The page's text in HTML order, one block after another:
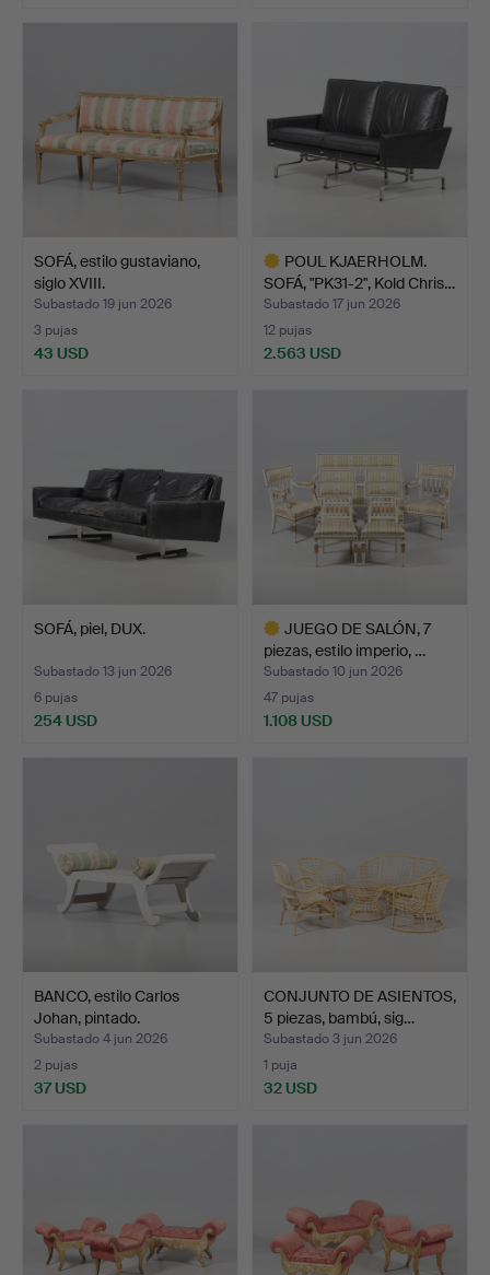
SOFÁ, estilo gustaviano,
siglo XVIII.
Subastado 19 jun 2026
3 pujas
43 USD
POUL KJAERHOLM.
SOFÁ, "PK31-2", Kold Chris…
Subastado 17 jun 2026
12 pujas
2.563 USD
SOFÁ, piel, DUX.
Subastado 13 jun 2026
6 pujas
254 USD
JUEGO DE SALÓN, 7
piezas, estilo imperio, …
Subastado 10 jun 2026
47 pujas
1.108 USD
BANCO, estilo Carlos
Johan, pintado.
Subastado 4 jun 2026
2 pujas
37 USD
CONJUNTO DE ASIENTOS,
5 piezas, bambú, sig…
Subastado 3 jun 2026
1 puja
32 USD